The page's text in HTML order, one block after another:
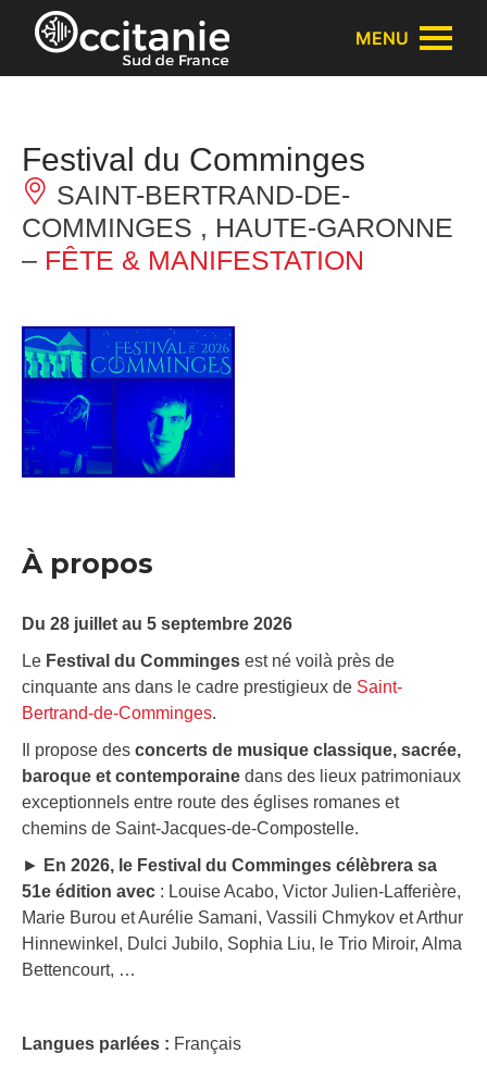
Panneau de gestion des cookies
MENU
Festival du Comminges
SAINT-BERTRAND-DE-
COMMINGES , HAUTE-GARONNE
– FÊTE & MANIFESTATION
À propos
Du 28 juillet au 5 septembre 2026
Le Festival du Comminges est né voilà près de
cinquante ans dans le cadre prestigieux de Saint-
Bertrand-de-Comminges.
Il propose des concerts de musique classique, sacrée,
baroque et contemporaine dans des lieux patrimoniaux
exceptionnels entre route des églises romanes et
chemins de Saint-Jacques-de-Compostelle.
► En 2026, le Festival du Comminges célèbrera sa
51e édition avec : Louise Acabo, Victor Julien-Lafferière,
Marie Burou et Aurélie Samani, Vassili Chmykov et Arthur
Hinnewinkel, Dulci Jubilo, Sophia Liu, le Trio Miroir, Alma
Bettencourt, …
Langues parlées : Français